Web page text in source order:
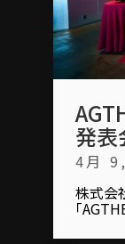
発表
4月
株式会
「